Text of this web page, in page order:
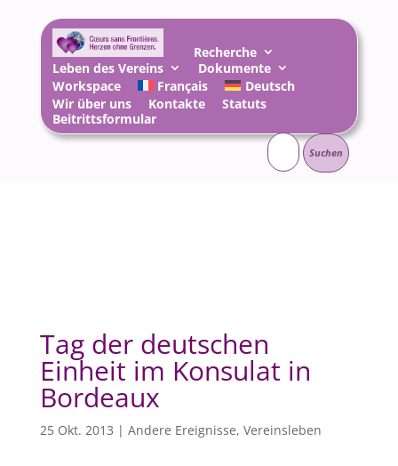
Recherche
Leben des Vereins
Dokumente
Workspace
Français
Deutsch
Wir über uns
Kontakte
Statuts
Beitrittsformular
Suchen
nach:
Tag der deutschen
Einheit im Konsulat in
Bordeaux
25 Okt. 2013 | Andere Ereignisse, Vereinsleben